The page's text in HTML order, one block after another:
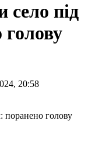
село під
20:58